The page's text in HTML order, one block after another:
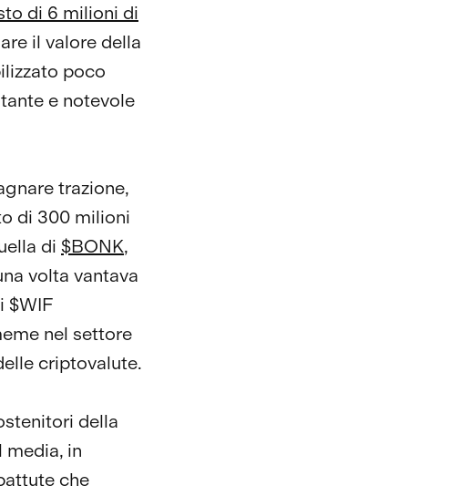
di 6 milioni di
il valore della
poco
e notevole
trazione,
di 300 milioni
di $BONK,
volta vantava
$WIF
nel settore
criptovalute.
della
in
che